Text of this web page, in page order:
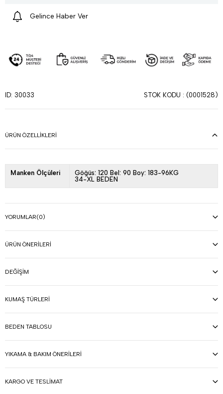
Gelince Haber Ver
ID: 30033 STOK KODU (0001528)
ÜRÜN ÖZELLIKLERI
Manken Ölçüleri
Göğüs: 120 Bel: 90 Boy: 183-96KG
34-XL BEDEN
YORUMLAR(0)
ÜRÜN ÖNERILERI
DEĞIŞIM
KUMAŞ TÜRLERI
BEDEN TABLOSU
YIKAMA & BAKIM ÖNERILERI
KARGO VE TESLIMAT